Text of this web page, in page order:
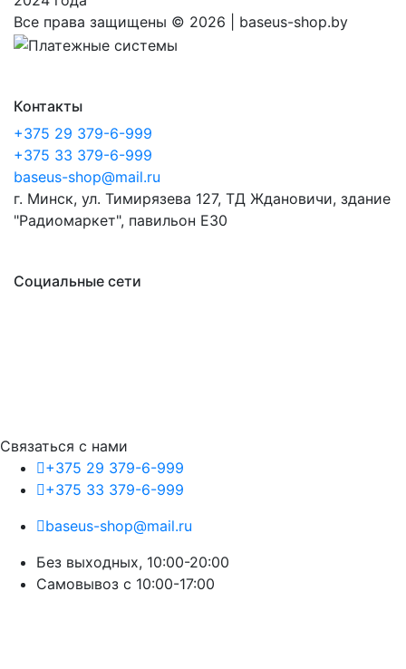
Все права защищены © 2026 | baseus-shop.by
Контакты
+375 29 379-6-999
+375 33 379-6-999
baseus-shop@mail.ru
г. Минск, ул. Тимирязева 127, ТД Ждановичи, здание
"Радиомаркет", павильон E30
Социальные сети
Связаться с нами
+375 29 379-6-999
+375 33 379-6-999
baseus-shop@mail.ru
Без выходных, 10:00-20:00
Cамовывоз с 10:00-17:00